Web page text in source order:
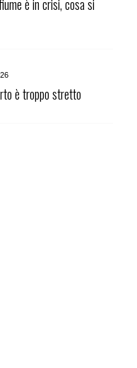
è in crisi, cosa si
è troppo stretto